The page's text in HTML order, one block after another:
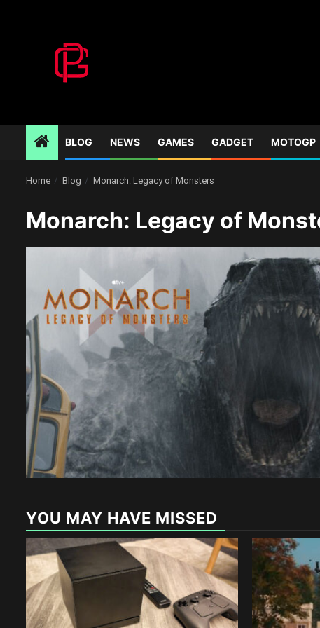
BLOG NEWS GAMES GADGET MOTOGP
Home Blog Monarch: Legacy of Monsters
Monarch: Legacy of
YOU MAY HAVE MISSED